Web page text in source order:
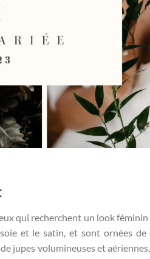
qui recherchent un look
et le satin, et sont ornées
jupes volumineuses et